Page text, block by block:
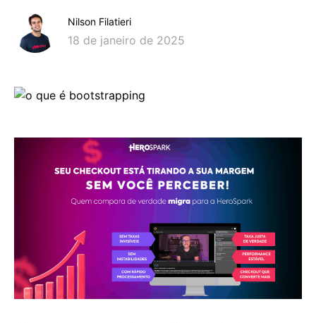
Nilson Filatieri
18 de janeiro de 2025